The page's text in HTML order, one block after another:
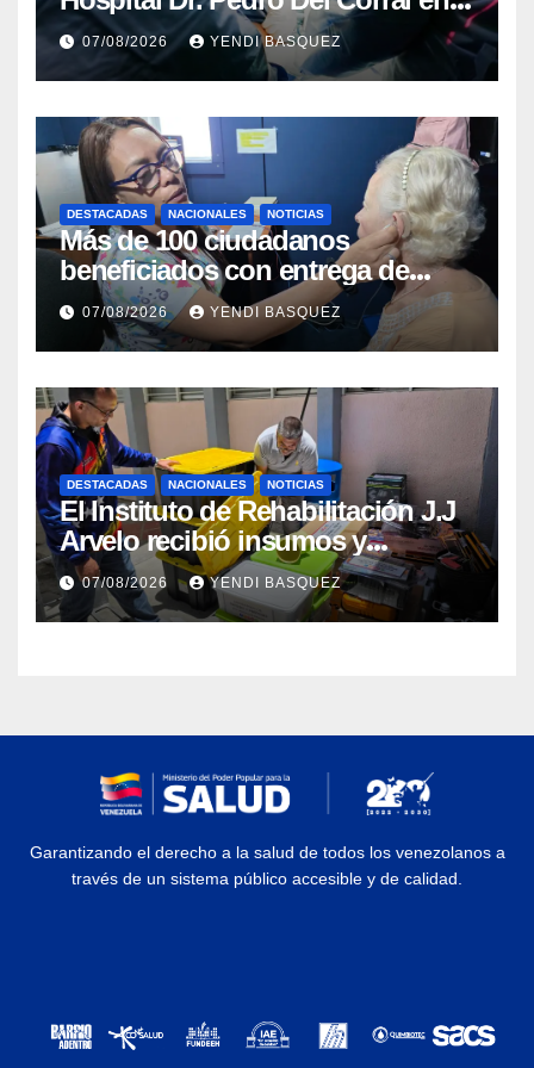
Guárico
07/08/2026 YENDI BASQUEZ
DESTACADAS NACIONALES NOTICIAS
Más de 100 ciudadanos
beneficiados con entrega de
prótesis auditivas en el Centro de
Rehabilitación J.J. Arvelo
07/08/2026 YENDI BASQUEZ
DESTACADAS NACIONALES NOTICIAS
El Instituto de Rehabilitación J.J
Arvelo recibió insumos y
herramientas para la atención de
personas con discapacidad
07/08/2026 YENDI BASQUEZ
Garantizando el derecho a la salud de todos los venezolanos a
través de un sistema público accesible y de calidad.